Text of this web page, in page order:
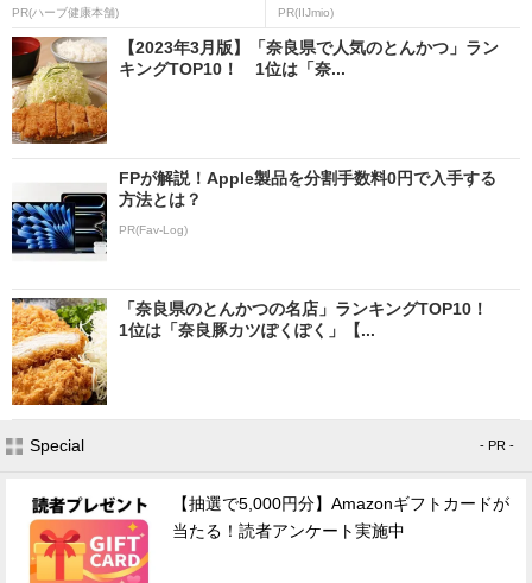
PR(ハーブ健康本舗) PR(IIJmio)
【2023年3月版】「奈良県で人気のとんかつ」ラン
キングTOP10！ 1位は「奈...
FPが解説！Apple製品を分割手数料0円で入手する
方法とは？
PR(Fav-Log)
「奈良県のとんかつの名店」ランキングTOP10！
1位は「奈良豚カツぽくぽく」【...
Special - PR -
【抽選で5,000円分】Amazonギフトカードが
当たる！読者アンケート実施中